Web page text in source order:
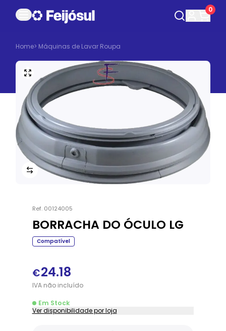
0
Home> Máquinas de Lavar Roupa
Ref. 00124005
BORRACHA DO ÓCULO LG
Compatível
€24.18
IVAnãoincluído
Em Stock
Ver disponibilidade por loja